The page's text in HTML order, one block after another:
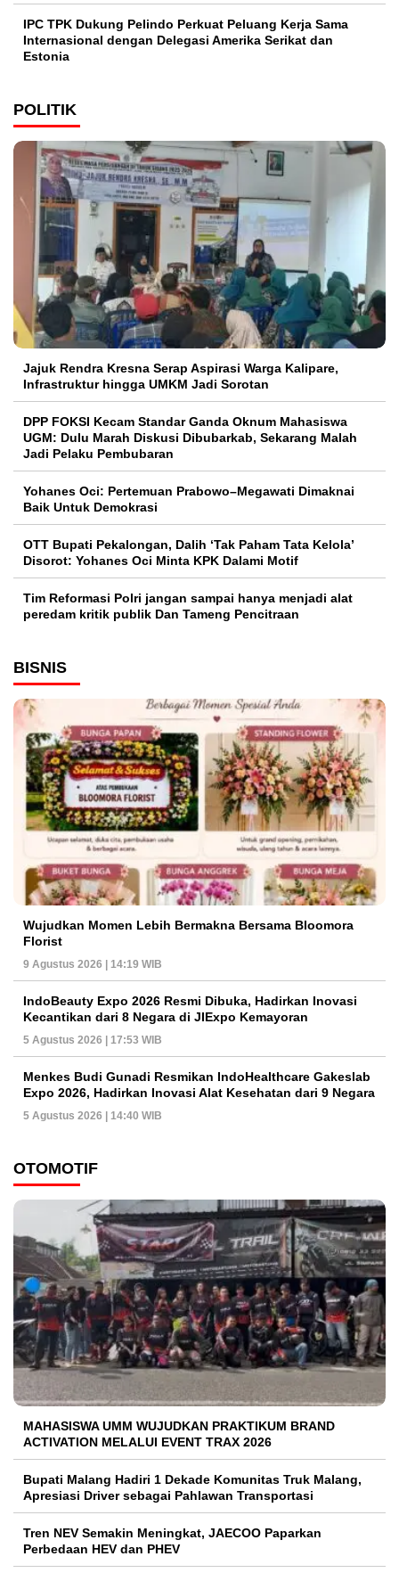
IPC TPK Dukung Pelindo Perkuat Peluang Kerja Sama
Internasional dengan Delegasi Amerika Serikat dan
Estonia
POLITIK
Jajuk Rendra Kresna Serap Aspirasi Warga Kalipare,
Infrastruktur hingga UMKM Jadi Sorotan
DPP FOKSI Kecam Standar Ganda Oknum Mahasiswa
UGM: Dulu Marah Diskusi Dibubarkab, Sekarang Malah
Jadi Pelaku Pembubaran
Yohanes Oci: Pertemuan Prabowo–Megawati Dimaknai
Baik Untuk Demokrasi
OTT Bupati Pekalongan, Dalih ‘Tak Paham Tata Kelola’
Disorot: Yohanes Oci Minta KPK Dalami Motif
Tim Reformasi Polri jangan sampai hanya menjadi alat
peredam kritik publik Dan Tameng Pencitraan
BISNIS
Wujudkan Momen Lebih Bermakna Bersama Bloomora
Florist
9 Agustus 2026 | 14:19 WIB
IndoBeauty Expo 2026 Resmi Dibuka, Hadirkan Inovasi
Kecantikan dari 8 Negara di JIExpo Kemayoran
5 Agustus 2026 | 17:53 WIB
Menkes Budi Gunadi Resmikan IndoHealthcare Gakeslab
Expo 2026, Hadirkan Inovasi Alat Kesehatan dari 9 Negara
5 Agustus 2026 | 14:40 WIB
OTOMOTIF
MAHASISWA UMM WUJUDKAN PRAKTIKUM BRAND
ACTIVATION MELALUI EVENT TRAX 2026
Bupati Malang Hadiri 1 Dekade Komunitas Truk Malang,
Apresiasi Driver sebagai Pahlawan Transportasi
Tren NEV Semakin Meningkat, JAECOO Paparkan
Perbedaan HEV dan PHEV